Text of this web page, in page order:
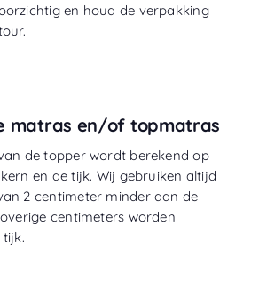
en houd de verpakking
matras en/of topmatras
de topper wordt berekend op
en de tijk. Wij gebruiken altijd
2 centimeter minder dan de
centimeters worden